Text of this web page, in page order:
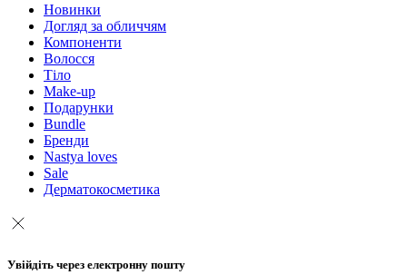
Новинки
Догляд за обличчям
Компоненти
Волосся
Тіло
Make-up
Подарунки
Bundle
Бренди
Nastya loves
Sale
Дерматокосметика
Увійдіть через електронну пошту